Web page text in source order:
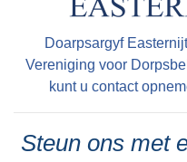
door moedwillig
volgende morgen
heeft daar niet op
wel de zolder
lang in de “opfeart“
vertelde, want zij
vaak in gespeeld.Na
parachutes weer uit
Doarpsargyf
Vereniging voor
kunt u contact
Steun ons met